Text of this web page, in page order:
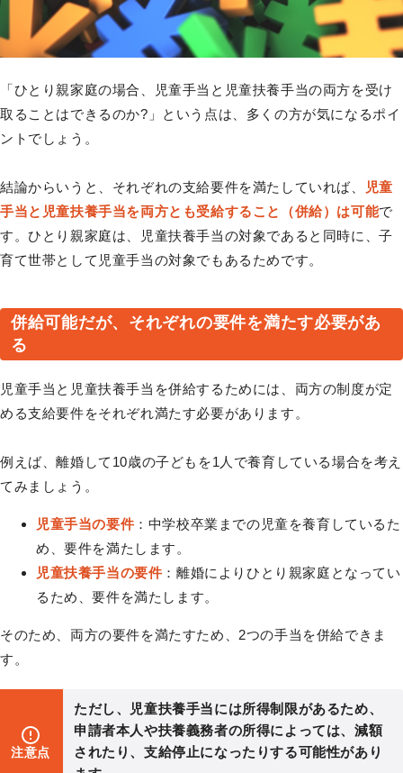
「ひとり親家庭の場合、児童手当と児童扶養手当の両方を受け
取ることはできるのか?」という点は、多くの方が気になるポイ
ントでしょう。
結論からいうと、それぞれの支給要件を満たしていれば、
児童
手当と児童扶養手当を両方とも受給すること（併給）は可能で
す。ひとり親家庭は、児童扶養手当の対象であると同時に、子
育て世帯として児童手当の対象でもあるためです。
併給可能だが、それぞれの要件を満たす必要があ
る
児童手当と児童扶養手当を併給するためには、両方の制度が定
める支給要件をそれぞれ満たす必要があります。
例えば、離婚して10歳の子どもを1人で養育している場合を考え
てみましょう。
児童手当の要件：中学校卒業までの児童を養育しているた
め、要件を満たします。
児童扶養手当の要件：離婚によりひとり親家庭となってい
るため、要件を満たします。
そのため、両方の要件を満たすため、2つの手当を併給できま
す。
注意点
ただし、児童扶養手当には所得制限があるため、
申請者本人や扶養義務者の所得によっては、減額
されたり、支給停止になったりする可能性があり